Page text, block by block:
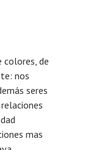
colores, de
nos
seres
mas